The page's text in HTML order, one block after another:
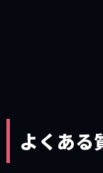
よくある